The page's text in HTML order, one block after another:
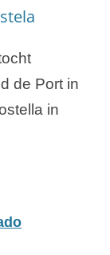
de Port in
in